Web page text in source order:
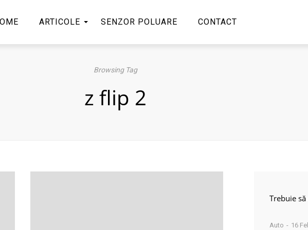
ARTICOLE SENZOR POLUARE CONTACT
Browsing Tag
z flip 2
Trebuie
Auto 16